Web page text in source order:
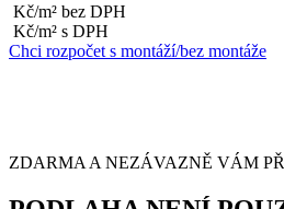
Kč/m² bez DPH
Kč/m² s DPH
Chci rozpočet s montáží/bez montáže
ZDARMA A NEZÁVAZNĚ VÁM